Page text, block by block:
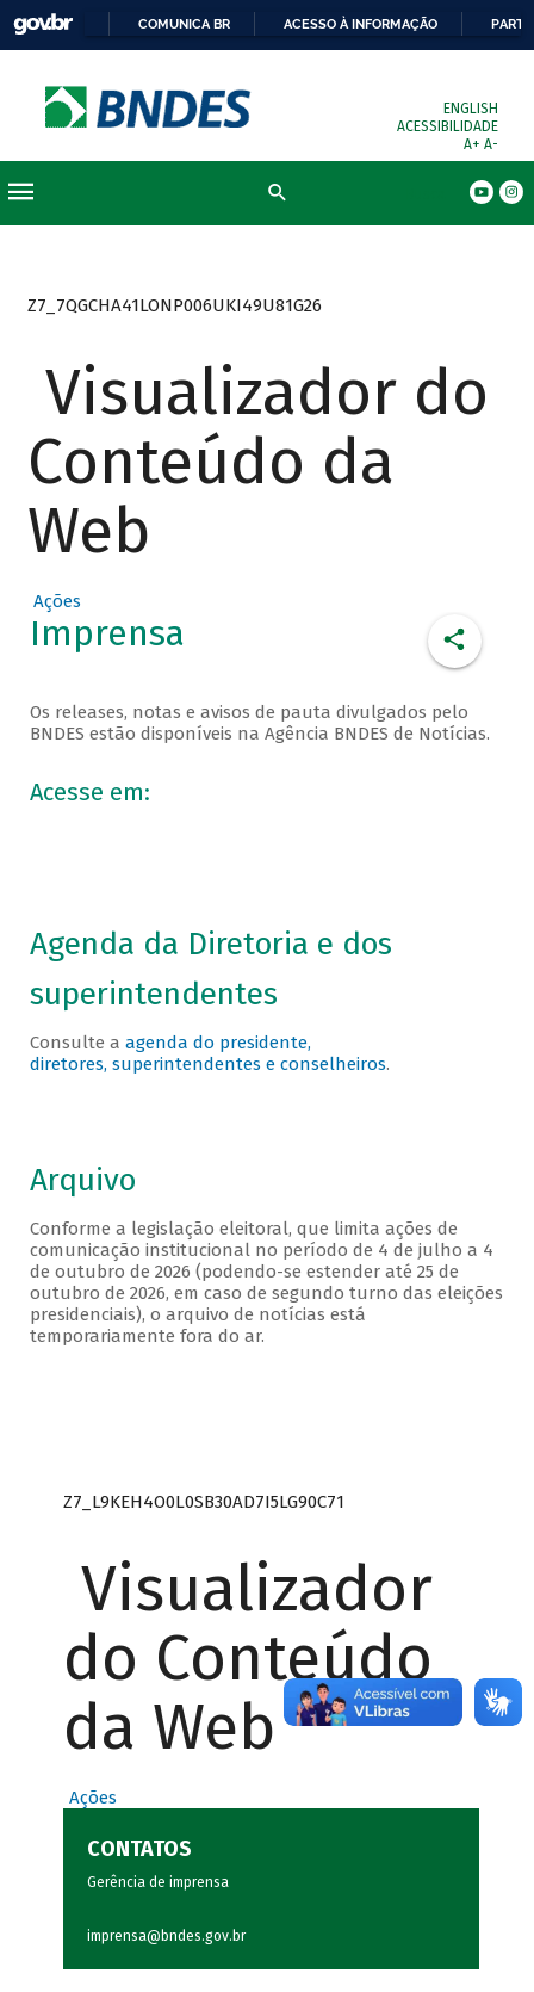
COMUNICA BR ACESSO À INFORMAÇÃO
ENGLISH
ACESSIBILIDADE
A+ A-
Z7_7QGCHA41LONP006UKI49U81G26
Visualizador do
Conteúdo da
Web
Ações
Imprensa
Os releases, notas e avisos de pauta divulgados pelo
BNDES estão disponíveis na Agência BNDES de Notícias.
Acesse em:
Agenda da Diretoria e dos
superintendentes
Consulte a agenda do presidente,
diretores, superintendentes e conselheiros.
Arquivo
Conforme a legislação eleitoral, que limita ações de
comunicação institucional no período de 4 de julho a 4
de outubro de 2026 (podendo-se estender até 25 de
outubro de 2026, em caso de segundo turno das eleições
presidenciais), o arquivo de notícias está
temporariamente fora do ar.
Z7_L9KEH4O0L0SB30AD7I5LG90C71
Visualizador
do Conteúdo
da Web
Ações
CONTATOS
Gerência de imprensa
imprensa@bndes.gov.br